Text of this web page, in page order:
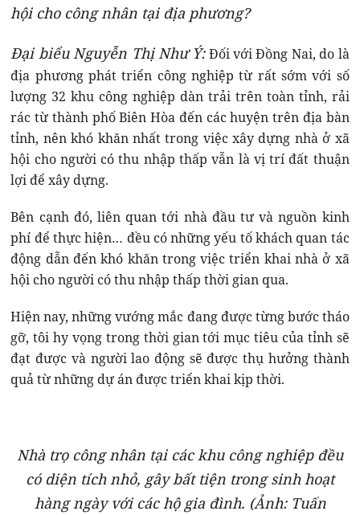
hội cho công nhân tại địa phương?
Đại biểu Nguyễn Thị Như Ý:Đối với Đồng Nai, do là
địa phương phát triển công nghiệp từ rất sớm với số
lượng 32 khu công nghiệp dàn trải trên toàn tỉnh, rải
rác từ thành phố Biên Hòa đến các huyện trên địa bàn
tỉnh, nên khó khăn nhất trong việc xây dựng nhà ở xã
hội cho người có thu nhập thấp vẫn là vị trí đất thuận
lợi để xây dựng.
Bên cạnh đó, liên quan tới nhà đầu tư và nguồn kinh
phí để thực hiện… đều có những yếu tố khách quan tác
động dẫn đến khó khăn trong việc triển khai nhà ở xã
hội cho người có thu nhập thấp thời gian qua.
Hiện nay, những vướng mắc đang được từng bước tháo
gỡ, tôi hy vọng trong thời gian tới mục tiêu của tỉnh sẽ
đạt được và người lao động sẽ được thụ hưởng thành
quả từ những dự án được triển khai kịp thời.
Nhà trọ công nhân tại các khu công nghiệp đều
có diện tích nhỏ, gây bất tiện trong sinh hoạt
hàng ngày với các hộ gia đình. (Ảnh: Tuấn